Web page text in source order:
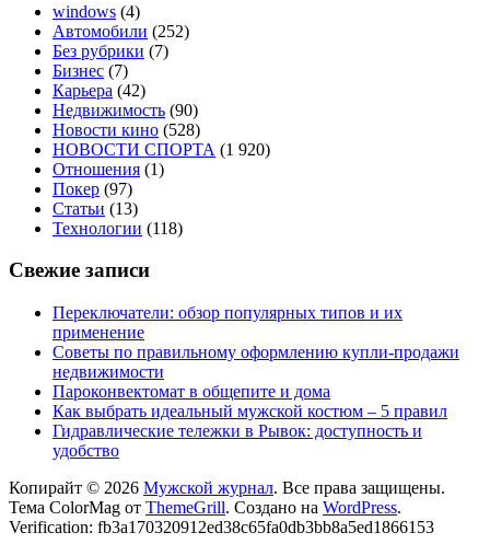
windows (4)
Автомобили (252)
Без рубрики (7)
Бизнес (7)
Карьера (42)
Недвижимость (90)
Новости кино (528)
НОВОСТИ СПОРТА (1 920)
Отношения (1)
Покер (97)
Статьи (13)
Технологии (118)
Свежие записи
Переключатели: обзор популярных типов и их
применение
Советы по правильному оформлению купли-продажи
недвижимости
Пароконвектомат в общепите и дома
Как выбрать идеальный мужской костюм – 5 правил
Гидравлические тележки в Рывок: доступность и
удобство
Копирайт © 2026 Мужской журнал. Все права защищены.
Тема ColorMag от ThemeGrill. Создано на WordPress.
Verification: fb3a170320912ed38c65fa0db3bb8a5ed1866153